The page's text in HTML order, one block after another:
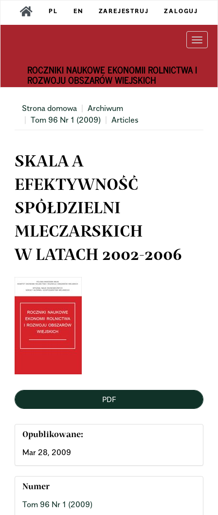
Main
Navigation
PL EN ZAREJESTRUJ ZALOGUJ
ROCZNIKI NAUKOWE EKONOMII ROLNICTWA I
ROZWOJU OBSZARÓW WIEJSKICH
Strona domowa
Archiwum
Tom 96 Nr 1 (2009)
Articles
SKALA A
EFEKTYWNOŚĆ
SPÓŁDZIELNI
MLECZARSKICH
W LATACH 2002-2006
Article
Sidebar
PDF
Opublikowane:
Mar 28, 2009
Numer
Tom 96 Nr 1 (2009)